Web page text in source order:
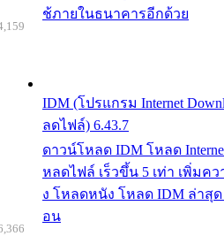
ช้ภายในธนาคารอีกด้วย
IDM (โปรแกรม Internet
ลดไฟล์) 6.43.7
ดาวน์โหลด IDM โหลด
หลดไฟล์ เร็วขึ้น 5 เท่า เพิ่มค
ง โหลดหนัง โหลด IDM ล่าสุด
อน